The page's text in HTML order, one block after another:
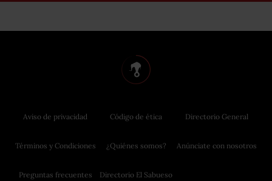
Aviso de privacidad
Términos y Condiciones
Preguntas frecuentes
Código de ética
¿Quiénes somos?
Directorio El Sabueso
Directorio General
Anúnciate con nosotros